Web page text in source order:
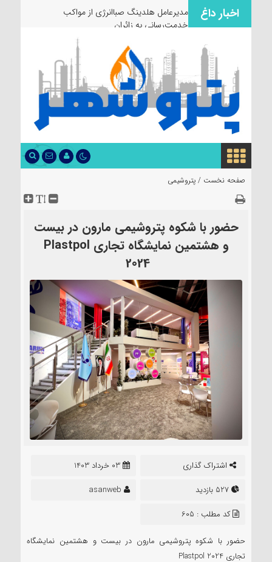
اخبار داغ
مدیرعامل هلدینگ صباانرژی از مواکب
خدمت‌رسانی به زائران و عزاداران
صفحه نخست / پتروشیمی
حضور با شکوه پتروشیمی مارون در بیست
و هشتمین نمایشگاه تجاری Plastpol
2024
اشتراک گذاری
03 خرداد 1403
asanweb
کد مطلب : 605
حضور با شکوه پتروشیمی مارون در بیست و هشتمین نمایشگاه
تجاری Plastpol 2024